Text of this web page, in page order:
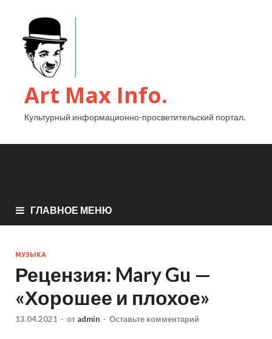
Art Max Info.
Культурный информационно-просветительский портал.
ГЛАВНОЕ МЕНЮ
МУЗЫКА
Рецензия: Mary Gu —
«Хорошее и плохое»
13.04.2021 - от admin - Оставьте комментарий